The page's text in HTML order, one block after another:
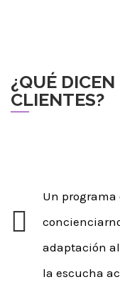
¿QUÉ
CLIENTES?
Un
adaptación
la escucha
Previous